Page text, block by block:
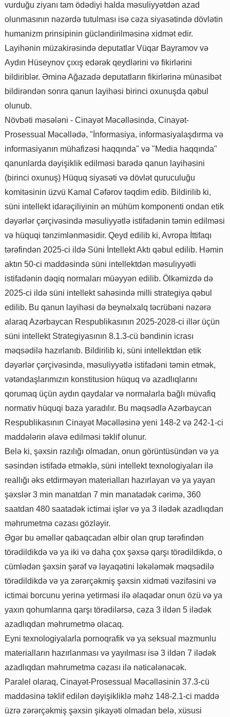
vurduğu ziyanı tam ödədiyi halda məsuliyyətdən azad
olunmasının nəzərdə tutulması isə cəza siyasətində dövlətin
humanizm prinsipinin gücləndirilməsinə xidmət edir.
Layihənin müzakirəsində deputatlar Vüqar Bayramov və
Aydın Hüseynov çıxış edərək qeydlərini və fikirlərini
bildiriblər. Əminə Ağazadə deputatların fikirlərinə münasibət
bildirəndən sonra qanun layihəsi birinci oxunuşda qəbul
olunub.
Növbəti məsələni - Cinayət Məcəlləsində, Cinayət-
Prosessual Məcəllədə, "İnformasiya, informasiyalaşdırma və
informasiyanın mühafizəsi haqqında" və "Media haqqında"
qanunlarda dəyişiklik edilməsi barədə qanun layihəsini
(birinci oxunuş) Hüquq siyasəti və dövlət quruculuğu
komitəsinin üzvü Kamal Cəfərov təqdim edib. Bildirilib ki,
süni intellekt idarəçiliyinin ən mühüm komponenti ondan etik
dəyərlər çərçivəsində məsuliyyətlə istifadənin təmin edilməsi
və hüquqi tənzimlənməsidir. Qeyd edilib ki, Avropa İttifaqı
tərəfindən 2025-ci ildə Süni İntellekt Aktı qəbul edilib. Həmin
aktın 50-ci maddəsində süni intellektdən məsuliyyətli
istifadənin dəqiq normaları müəyyən edilib. Ölkəmizdə də
2025-ci ildə süni intellekt sahəsində milli strategiya qəbul
edilib. Bu qanun layihəsi də beynəlxalq təcrübəni nəzərə
alaraq Azərbaycan Respublikasının 2025-2028-ci illər üçün
süni intellekt Strategiyasının 8.1.3-cü bəndinin icrası
məqsədilə hazırlanıb. Bildirilib ki, süni intellektdən etik
dəyərlər çərçivəsində, məsuliyyətlə istifadəni təmin etmək,
vətəndaşlarımızın konstitusion hüquq və azadlıqlarını
qorumaq üçün aydın qaydalar və normalarla bağlı müvafiq
normativ hüquqi baza yaradılır. Bu məqsədlə Azərbaycan
Respublikasının Cinayət Məcəlləsinə yeni 148-2 və 242-1-ci
maddələrin əlavə edilməsi təklif olunur.
Belə ki, şəxsin razılığı olmadan, onun görüntüsündən və ya
səsindən istifadə etməklə, süni intellekt texnologiyaları ilə
reallığı əks etdirməyən materialları hazırlayan və ya yayan
şəxslər 3 min manatdan 7 min manatadək cərimə, 360
saatdan 480 saatadək ictimai işlər və ya 3 ilədək azadlıqdan
məhrumetmə cəzası gözləyir.
Əgər bu əməllər qabaqcadan əlbir olan qrup tərəfindən
törədildikdə və ya iki və daha çox şəxsə qarşı törədildikdə, o
cümlədən şəxsin şərəf və ləyaqətini ləkələmək məqsədilə
törədildikdə və ya zərərçəkmiş şəxsin xidməti vəzifəsini və
ictimai borcunu yerinə yetirməsi ilə əlaqədar onun özü və ya
yaxın qohumlarına qarşı törədilərsə, cəza 3 ildən 5 ilədək
azadlıqdan məhrumetmə olacaq.
Eyni texnologiyalarla pornoqrafik və ya seksual məzmunlu
materialların hazırlanması və yayılması isə 3 ildən 7 ilədək
azadlıqdan məhrumetmə cəzası ilə nəticələnəcək.
Paralel olaraq, Cinayət-Prosessual Məcəlləsinin 37.3-cü
maddəsinə təklif edilən dəyişikliklə məhz 148-2.1-ci maddə
üzrə zərərçəkmiş şəxsin şikayəti olmadan belə, xüsusi